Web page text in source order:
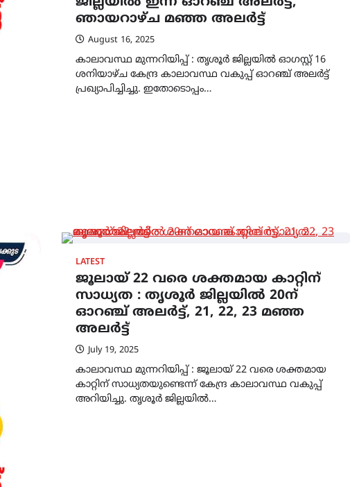
ഞായറാഴ്ച മഞ്ഞ അലർട്ട്
August 16, 2025
കാലാവസ്ഥ മുന്നറിയിപ്പ് : തൃശൂർ ജില്ലയിൽ ഓഗസ്റ്റ് 16
ശനിയാഴ്ച കേന്ദ്ര കാലാവസ്ഥ വകുപ്പ് ഓറഞ്ച് അലർട്ട്
പ്രഖ്യാപിച്ചിച്ചു. ഇതോടൊപ്പം…
LATEST
ജൂലായ് 22 വരെ ശക്തമായ കാറ്റിന്
സാധ്യത : തൃശൂർ ജില്ലയിൽ 20ന്
ഓറഞ്ച് അലർട്ട്, 21, 22, 23 മഞ്ഞ
അലർട്ട്
July 19, 2025
കാലാവസ്ഥ മുന്നറിയിപ്പ് : ജൂലായ് 22 വരെ ശക്തമായ
കാറ്റിന് സാധ്യതയുണ്ടെന്ന് കേന്ദ്ര കാലാവസ്ഥ വകുപ്പ്
അറിയിച്ചു. തൃശൂർ ജില്ലയിൽ…